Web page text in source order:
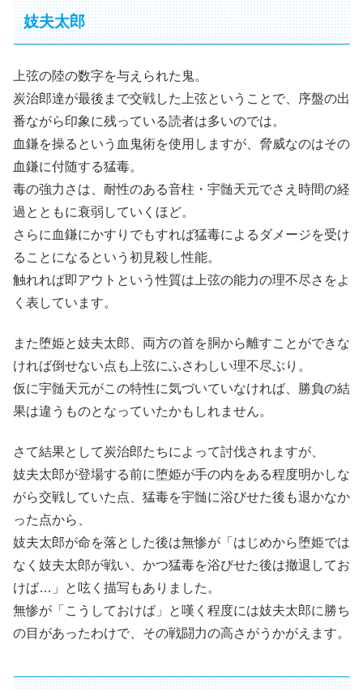
妓夫太郎
上弦の陸の数字を与えられた鬼。
炭治郎達が最後まで交戦した上弦ということで、序盤の出
番ながら印象に残っている読者は多いのでは。
血鎌を操るという血鬼術を使用しますが、脅威なのはその
血鎌に付随する猛毒。
毒の強力さは、耐性のある音柱・宇髄天元でさえ時間の経
過とともに衰弱していくほど。
さらに血鎌にかすりでもすれば猛毒によるダメージを受け
ることになるという初見殺し性能。
触れれば即アウトという性質は上弦の能力の理不尽さをよ
く表しています。
また堕姫と妓夫太郎、両方の首を胴から離すことができな
ければ倒せない点も上弦にふさわしい理不尽ぶり。
仮に宇髄天元がこの特性に気づいていなければ、勝負の結
果は違うものとなっていたかもしれません。
さて結果として炭治郎たちによって討伐されますが、
妓夫太郎が登場する前に堕姫が手の内をある程度明かしな
がら交戦していた点、猛毒を宇髄に浴びせた後も退かなか
った点から、
妓夫太郎が命を落とした後は無惨が「はじめから堕姫では
なく妓夫太郎が戦い、かつ猛毒を浴びせた後は撤退してお
けば…」と呟く描写もありました。
無惨が「こうしておけば」と嘆く程度には妓夫太郎に勝ち
の目があったわけで、その戦闘力の高さがうかがえます。